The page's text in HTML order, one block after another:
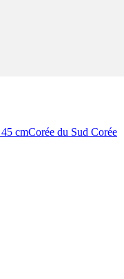
cmCorée du Sud Corée